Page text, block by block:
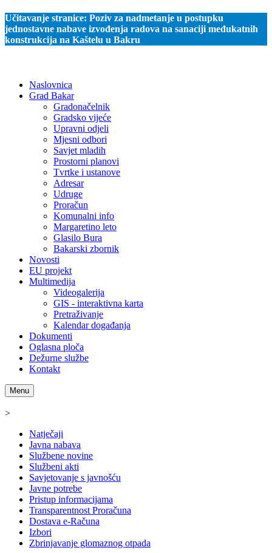
Učitavanje stranice: Poziv za nadmetanje u postupku
jednostavne nabave izvođenja radova na sanaciji međukatnih
konstrukcija na Kaštelu u Bakru
Naslovnica
Grad Bakar
Gradonačelnik
Gradsko vijeće
Upravni odjeli
Mjesni odbori
Savjet mladih
Prostorni planovi
Tvrtke i ustanove
Adresar
Udruge
Proračun
Komunalni info
Margaretino leto
Glasilo Bura
Bakarski zbornik
Novosti
EU projekt
Multimedija
Videogalerija
GIS - interaktivna karta
Pretraživanje
Kalendar događanja
Dokumenti
Oglasna ploča
Dežurne službe
Kontakt
Menu
>
Natječaji
Javna nabava
Službene novine
Službeni akti
Savjetovanje s javnošću
Javne potrebe
Pristup informacijama
Transparentnost Proračuna
Dostava e-Računa
Izbori
Zbrinjavanje glomaznog otpada